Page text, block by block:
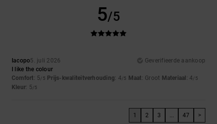
5/5
Iacopo5. juli 2026
Geverifieerde aankoop
I like the colour
Comfort: 5/5 Prijs-kwaliteitverhouding: 4/5 Maat: Groot Materiaal : 4/5
Kleur: 5/5
1 2 3 ... 47 >